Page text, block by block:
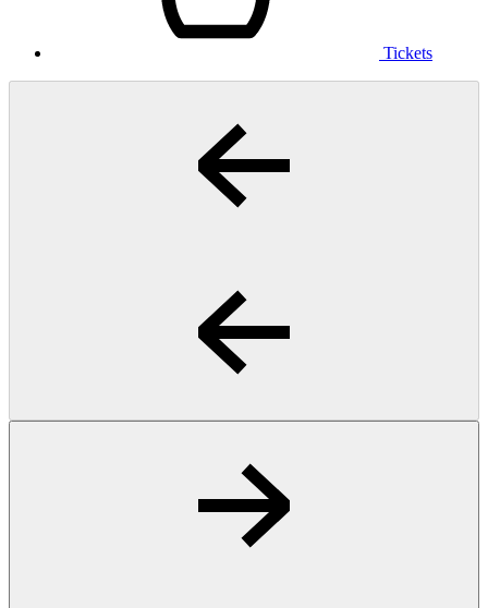
Tickets